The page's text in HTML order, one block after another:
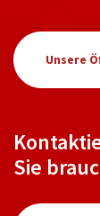
Unsere
Sie